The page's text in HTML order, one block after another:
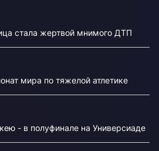
стала жертвой мнимого ДТП
мира по тяжелой атлетике
- в полуфинале на Универсиаде